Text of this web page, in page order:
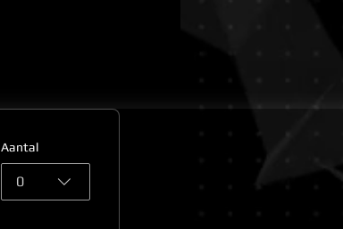
Aantal
0